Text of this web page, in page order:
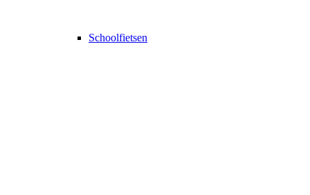
Schoolfietsen